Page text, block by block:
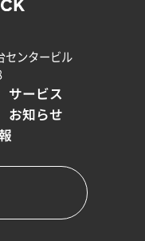
センタービル
サービス
お知らせ